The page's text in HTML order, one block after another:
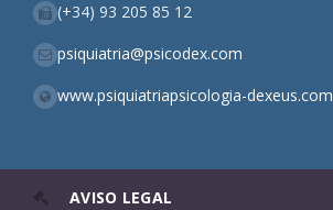
(+34) 93 205 85 12
psiquiatria@psicodex.com
www.psiquiatriapsicologia-dexeus.com
AVISO LEGAL